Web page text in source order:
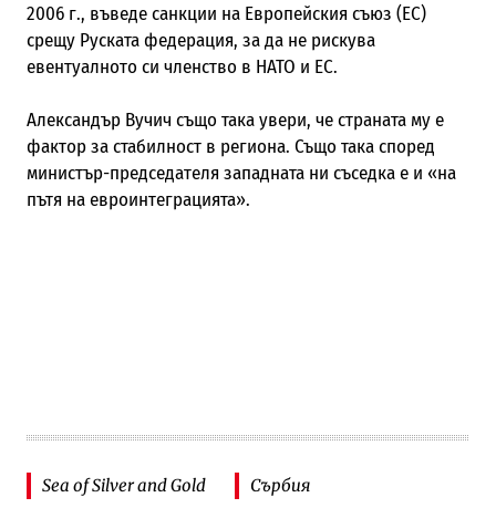
2006 г., въведе санкции на Европейския съюз (ЕС)
срещу Руската федерация, за да не рискува
евентуалното си членство в НАТО и ЕС.
Александър Вучич също така увери, че страната му е
фактор за стабилност в региона. Също така според
министър-председателя западната ни съседка е и «на
пътя на евроинтеграцията».
Sea of Silver and Gold Сърбия